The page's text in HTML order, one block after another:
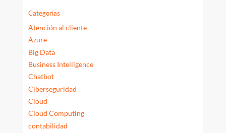
Categorías
Atención al cliente
Azure
Big Data
Business Intelligence
Chatbot
Ciberseguridad
Cloud
Cloud Computing
contabilidad